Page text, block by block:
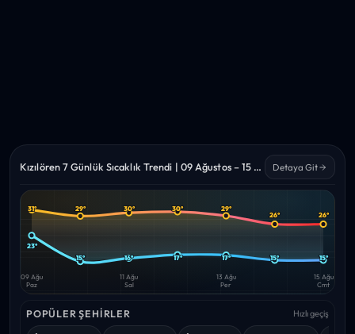
Kızılören 7 Günlük Sıcaklık Trendi | 09 Ağustos – 15 Ağustos 2026 Detaya Git
Yüksek Düşük
31°
23°
29°
15°
30°
16°
30°
17°
29°
17°
26°
15°
26°
15°
09 Ağu
Paz
11 Ağu
Sal
13 Ağu
Per
15 Ağu
Cmt
POPÜLER ŞEHIRLER Hızlı geçiş